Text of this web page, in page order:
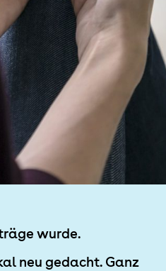
wurde.
neu gedacht. Ganz